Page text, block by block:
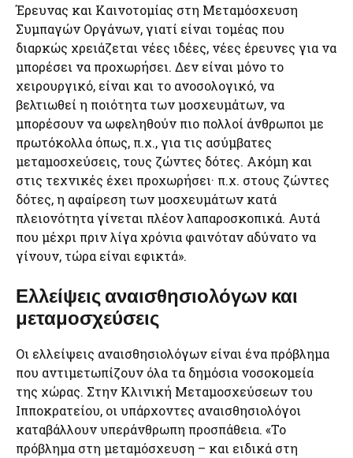
Έρευνας και Καινοτομίας στη Μεταμόσχευση
Συμπαγών Οργάνων, γιατί είναι τομέας που
διαρκώς χρειάζεται νέες ιδέες, νέες έρευνες για να
μπορέσει να προχωρήσει. Δεν είναι μόνο το
χειρουργικό, είναι και το ανοσολογικό, να
βελτιωθεί η ποιότητα των μοσχευμάτων, να
μπορέσουν να ωφεληθούν πιο πολλοί άνθρωποι με
πρωτόκολλα όπως, π.χ., για τις ασύμβατες
μεταμοσχεύσεις, τους ζώντες δότες. Ακόμη και
στις τεχνικές έχει προχωρήσει· π.χ. στους ζώντες
δότες, η αφαίρεση των μοσχευμάτων κατά
πλειονότητα γίνεται πλέον λαπαροσκοπικά. Αυτά
που μέχρι πριν λίγα χρόνια φαινόταν αδύνατο να
γίνουν, τώρα είναι εφικτά».
Ελλείψεις αναισθησιολόγων και
μεταμοσχεύσεις
Οι ελλείψεις αναισθησιολόγων είναι ένα πρόβλημα
που αντιμετωπίζουν όλα τα δημόσια νοσοκομεία
της χώρας. Στην Κλινική Μεταμοσχεύσεων του
Ιπποκρατείου, οι υπάρχοντες αναισθησιολόγοι
καταβάλλουν υπεράνθρωπη προσπάθεια. «Το
πρόβλημα στη μεταμόσχευση – και ειδικά στη